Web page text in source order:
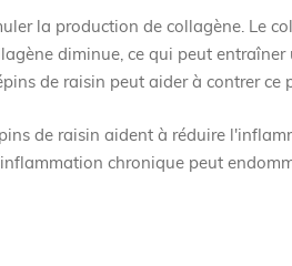
la production de collagène. Le
diminue, ce qui peut entraîner
de raisin peut aider à contrer ce
de raisin aident à réduire
chronique peut